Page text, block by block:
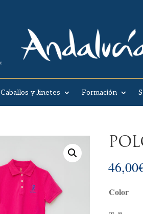
Caballos y Jinetes Formación
46,00
Color